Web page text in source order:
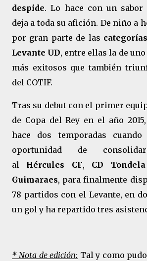
despide. Lo hace con un sabor
deja a toda su afición. De niño a
por gran parte de las
Levante UD, entre ellas la de
más exitosos que también
del COTIF.
Tras su debut con el primer
de Copa del Rey en el año
hace dos temporadas
oportunidad de
al Hércules CF, CD Tondela
Guimaraes, para finalmente
78 partidos con el Levante, en
un gol y ha repartido tres
* Nota de edición: Tal y como